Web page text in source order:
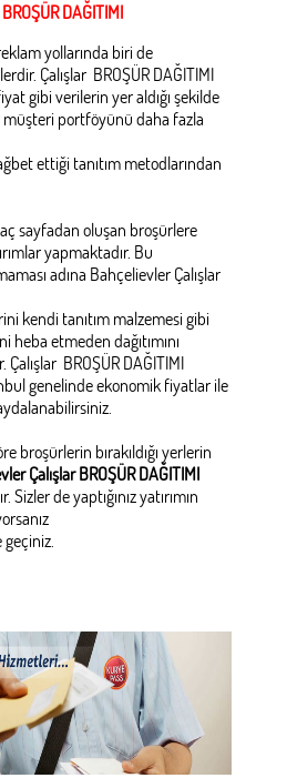
DAĞITIMI
yollarında biri de
Çalışlar BROŞÜR DAĞITIMI
gibi verilerin yer aldığı şekilde
müşteri portföyünü daha fazla
ettiği tanıtım metodlarından
sayfadan oluşan broşürlere
yapmaktadır. Bu
adına Bahçelievler Çalışlar
kendi tanıtım malzemesi gibi
heba etmeden dağıtımını
BROŞÜR DAĞITIMI
genelinde ekonomik fiyatlar ile
broşürlerin bırakıldığı yerlerin
Çalışlar BROŞÜR DAĞITIMI
de yaptığınız yatırımın
geçiniz.